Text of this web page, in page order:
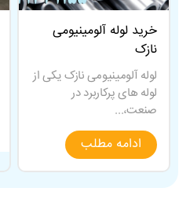
خرید لوله آلومینیومی
نازک
لوله آلومینیومی نازک یکی از
لوله های پرکاربرد در
صنعت،...
ادامه مطلب